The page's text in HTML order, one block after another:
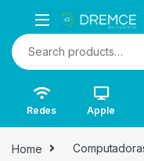
Search for:
Redes Apple
Home